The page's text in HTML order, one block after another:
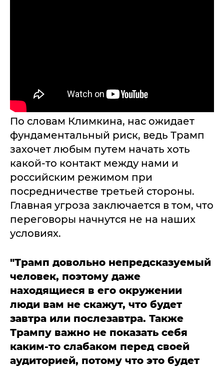
По словам Климкина, нас ожидает
фундаментальный риск, ведь Трамп
захочет любым путем начать хоть
какой-то контакт между нами и
российским режимом при
посредничестве третьей стороны.
Главная угроза заключается в том, что
переговоры начнутся не на наших
условиях.
"Трамп довольно непредсказуемый
человек, поэтому даже
находящиеся в его окружении
люди вам не скажут, что будет
завтра или послезавтра. Также
Трампу важно не показать себя
каким-то слабаком перед своей
аудиторией, потому что это будет